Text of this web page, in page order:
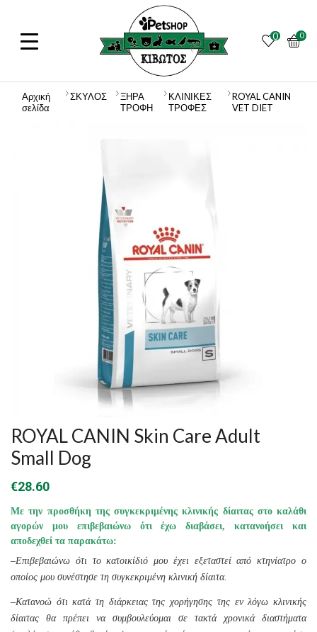
0 0
Αρχική
σελίδα
ΣΚΥΛΟΣ
ΞΗΡΑ
ΤΡΟΦΗ
ΚΛΙΝΙΚΕΣ
ΤΡΟΦΕΣ
ROYAL CANIN
VET DIET
ROYAL CANIN Skin Care Adult
Small Dog
€28.60
Με την προσθήκη της συγκεκριμένης κλινικής δίαιτας στο καλάθι
αγορών μου επιβεβαιώνω ότι έχω διαβάσει, κατανοήσει και
αποδεχθεί τα παρακάτω:
–Επιβεβαιώνω ότι το κατοικίδιό μου έχει εξεταστεί από κτηνίατρο ο
οποίος μου συνέστησε τη συγκεκριμένη κλινική δίαιτα.
–Κατανοώ ότι κατά τη διάρκειας της χορήγησης της εν λόγω κλινικής
δίαιτας θα πρέπει να συμβουλεύομαι σε τακτά χρονικά διαστήματα